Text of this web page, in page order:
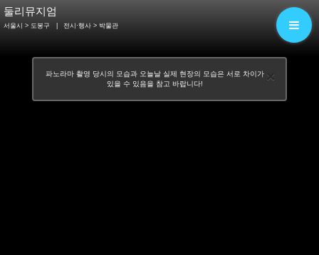
둘리뮤지엄
서울시 > 도봉구 전시·행사 > 박물관
×
파노라마 촬영 당시의 모습과 오늘날 실제 현장의 모습은 서로 차이가
있을 수 있음을 참고 바랍니다!